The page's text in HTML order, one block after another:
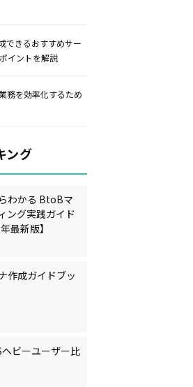
できるおすすめサー
イントを解説
務を効率化するため
ング
わかる BtoBマ
ング実践ガイド
最新版】
作成ガイドブッ
ヘビーユーザー比